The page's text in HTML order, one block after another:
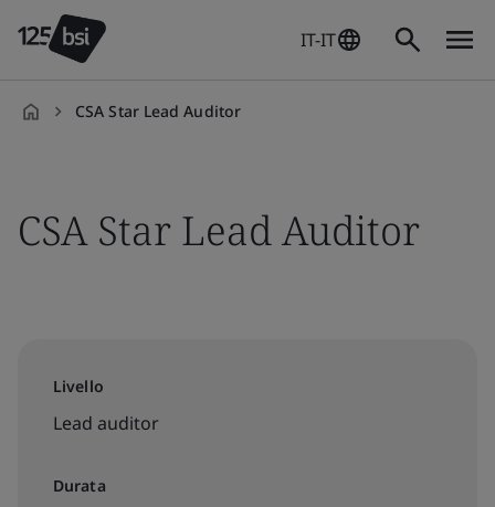
IT-IT
CSA Star Lead Auditor
CSA Star Lead Auditor
Livello
Lead auditor
Durata